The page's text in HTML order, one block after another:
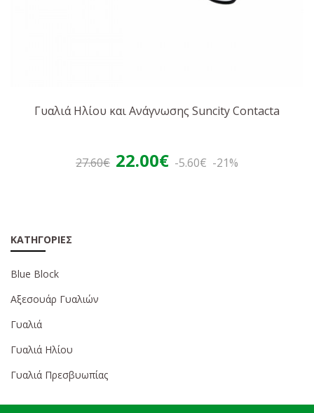
Γυαλιά Ηλίου και Ανάγνωσης Suncity Contacta
27.60€ 22.00€ -5.60€ -21%
ΚΑΤΗΓΟΡΊΕΣ
Blue Block
Αξεσουάρ Γυαλιών
Γυαλιά
Γυαλιά Ηλίου
Γυαλιά Πρεσβυωπίας